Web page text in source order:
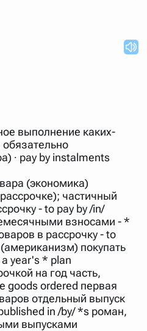
автоматически подберёт
и покажет их во
со словарными
неизвестно (как в
букву можно заменить
(*), а несколько
(%). В этом случае меню
будет, а после ввода запроса
"Найти".
существует возможность
в запросе. Например, если
"Пушкин поэт" и нажать
статьи о поэте
присутствовать
в кроссворде есть
"русский поэт 19 века".
"***м***ов", далее
"***м***ов поэт" (без
и получаем статью
перетаскивая
прямоугольник слева от
можно выключать ненужные
выполнение каких-
обязательно
∙ pay by instalments
(экономика)
частичный
- to pay by /in/
взносами - *
в рассрочку - to
покупать
a year's * plan
на год часть,
goods ordered первая
отдельный выпуск
in /by/ *s роман,
выпусками